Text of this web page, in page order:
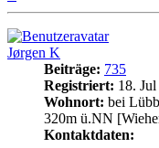
Jørgen K
Beiträge: 735
Registriert: 18.
Wohnort: bei
320m ü.NN
Kontaktdaten: